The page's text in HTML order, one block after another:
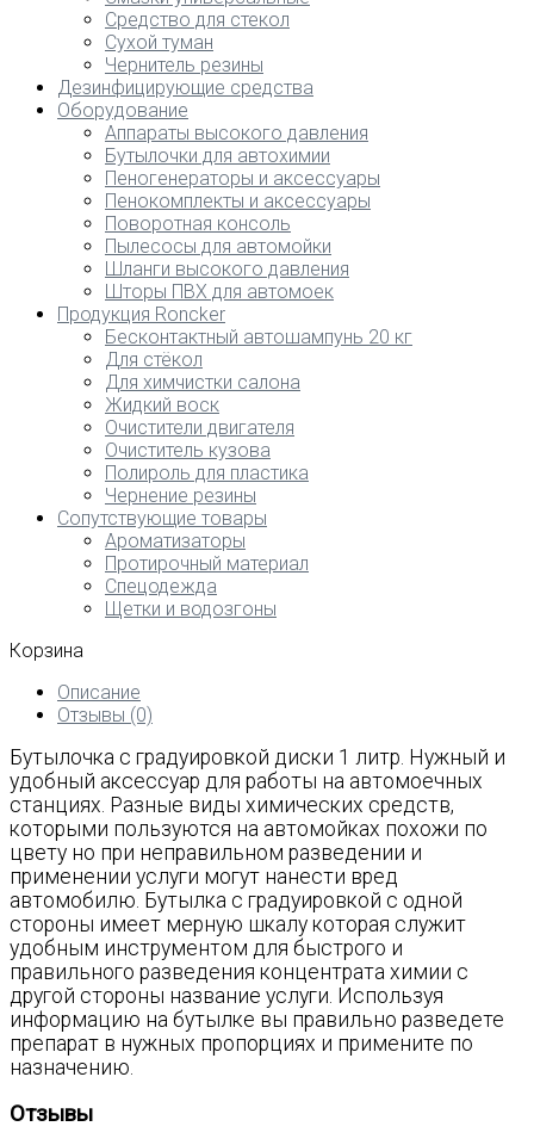
Средство для стекол
Сухой туман
Чернитель резины
Дезинфицирующие средства
Оборудование
Аппараты высокого давления
Бутылочки для автохимии
Пеногенераторы и аксессуары
Пенокомплекты и аксессуары
Поворотная консоль
Пылесосы для автомойки
Шланги высокого давления
Шторы ПВХ для автомоек
Продукция Roncker
Бесконтактный автошампунь 20 кг
Для стёкол
Для химчистки салона
Жидкий воск
Очистители двигателя
Очиститель кузова
Полироль для пластика
Чернение резины
Сопутствующие товары
Ароматизаторы
Протирочный материал
Спецодежда
Щетки и водозгоны
Корзина
Описание
Отзывы (0)
Бутылочка с градуировкой диски 1 литр. Нужный и
удобный аксессуар для работы на автомоечных
станциях. Разные виды химических средств,
которыми пользуются на автомойках похожи по
цвету но при неправильном разведении и
применении услуги могут нанести вред
автомобилю. Бутылка с градуировкой с одной
стороны имеет мерную шкалу которая служит
удобным инструментом для быстрого и
правильного разведения концентрата химии с
другой стороны название услуги. Используя
информацию на бутылке вы правильно разведете
препарат в нужных пропорциях и примените по
назначению.
Отзывы